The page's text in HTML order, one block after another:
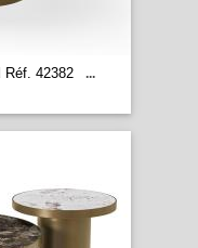
Réf. 42382
...